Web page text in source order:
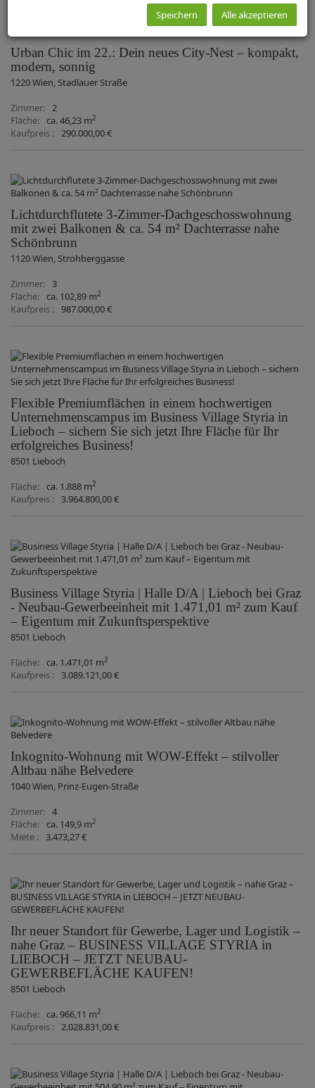
Urban Chic im 22.: Dein neues City‑Nest – kompakt,
modern, sonnig
1220 Wien, Stadlauer Straße
Zimmer
2
Fläche
ca. 46,23 m2
Kaufpreis 290.000,00 €
Lichtdurchflutete 3-Zimmer-Dachgeschosswohnung
mit zwei Balkonen & ca. 54 m² Dachterrasse nahe
Schönbrunn
1120 Wien, Strohberggasse
Zimmer
3
Fläche
ca. 102,89 m2
Kaufpreis 987.000,00 €
Flexible Premiumflächen in einem hochwertigen
Unternehmenscampus im Business Village Styria in
Lieboch – sichern Sie sich jetzt Ihre Fläche für Ihr
erfolgreiches Business!
8501 Lieboch
Fläche
ca. 1.888 m2
Kaufpreis 3.964.800,00 €
Business Village Styria | Halle D/A | Lieboch bei Graz
- Neubau-Gewerbeeinheit mit 1.471,01 m² zum Kauf
– Eigentum mit Zukunftsperspektive
8501 Lieboch
Fläche
ca. 1.471,01 m2
Kaufpreis 3.089.121,00 €
Inkognito-Wohnung mit WOW-Effekt – stilvoller
Altbau nähe Belvedere
1040 Wien, Prinz-Eugen-Straße
Zimmer
4
Fläche
ca. 149,9 m2
Miete 3.473,27 €
Ihr neuer Standort für Gewerbe, Lager und Logistik –
nahe Graz – BUSINESS VILLAGE STYRIA in
LIEBOCH – JETZT NEUBAU-
GEWERBEFLÄCHE KAUFEN!
8501 Lieboch
Fläche
ca. 966,11 m2
Kaufpreis 2.028.831,00 €
Speichern Alle akzeptieren